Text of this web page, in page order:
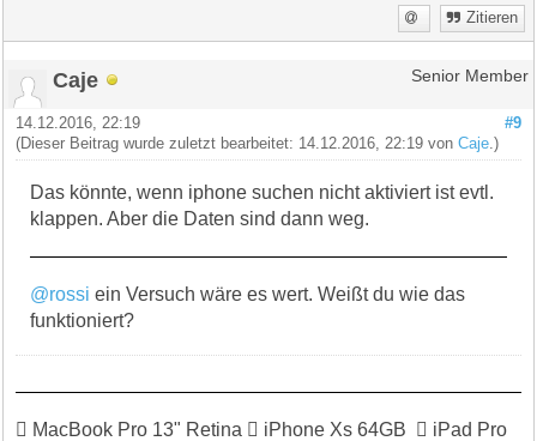
Zitieren
Caje Senior Member
#9
14.12.2016, 22:19
(Dieser Beitrag wurde zuletzt bearbeitet: 14.12.2016, 22:19 vonCaje .)
Das könnte, wenn iphone suchen nicht aktiviert ist evtl.
klappen. Aber die Daten sind dann weg.
@rossi ein Versuch wäre es wert. Weißt du wie das
funktioniert?
 MacBook Pro 13" Retina  iPhone Xs 64GB  iPad Pro